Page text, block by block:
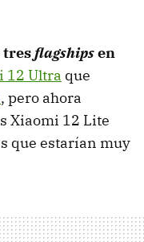
tres flagshipsen
12 Ultra que
, pero ahora
Xiaomi 12 Lite
que estarían muy